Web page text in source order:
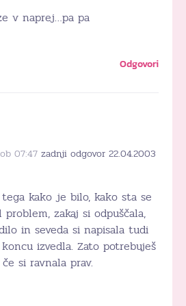
v naprej…pa pa
Odgovori
07:47 zadnji odgovor 22.04.2003
tega kako je bilo, kako sta se
zakaj si odpuščala,
in seveda si napisala tudi
izvedla. Zato potrebuješ
si ravnala prav.